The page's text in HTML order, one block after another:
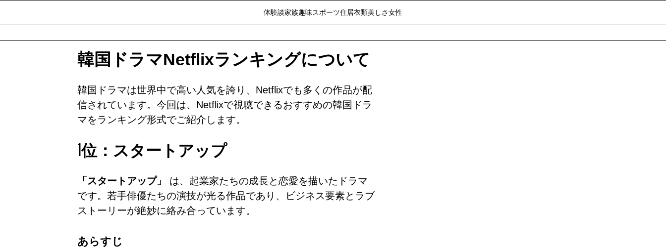
体験談家族趣味スポーツ住居衣類美しさ女性
韓国ドラマNetflixランキングについて
韓国ドラマは世界中で高い人気を誇り、Netflixでも多くの作品が配
信されています。今回は、Netflixで視聴できるおすすめの韓国ドラ
マをランキング形式でご紹介します。
1位：スタートアップ
「スタートアップ」
は、起業家たちの成長と恋愛を描いたドラマ
です。若手俳優たちの演技が光る作品であり、ビジネス要素とラブ
ストーリーが絶妙に絡み合っています。
あらすじ